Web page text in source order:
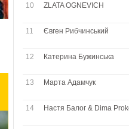
10 ZLATA OGNEVICH
11 Євген Рибчинський
12 Катерина Бужинська
13 Марта Адамчук
14 Настя Балог & Dima